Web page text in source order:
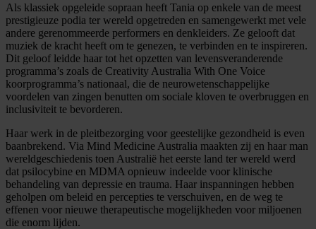
Als klassiek opgeleide sopraan heeft Tania op enkele van de meest
prestigieuze podia ter wereld opgetreden en samengewerkt met vele
andere gerenommeerde performers en denkleiders. Ze gelooft dat
muziek de kracht heeft om te genezen, te verbinden en te inspireren.
Dit geloof leidde haar tot het opzetten van levensveranderende
programma’s zoals de Creativity Australia With One Voice
koorprogramma’s nationaal, die de neurowetenschappelijke
voordelen van zingen benutten om sociale kloven te overbruggen en
inclusiviteit te bevorderen.
Haar werk in de pleitbezorging voor geestelijke gezondheid is even
baanbrekend. Via Mind Medicine Australia maakten zij en haar man
wereldgeschiedenis toen Australië het eerste land ter wereld werd
dat psilocybine en MDMA opnieuw indeelde voor klinische
behandeling van depressie en trauma. Haar inspanningen hebben
geholpen om beleid en percepties te verschuiven, en de weg te
effenen voor nieuwe therapeutische mogelijkheden voor miljoenen
die enorm lijden.